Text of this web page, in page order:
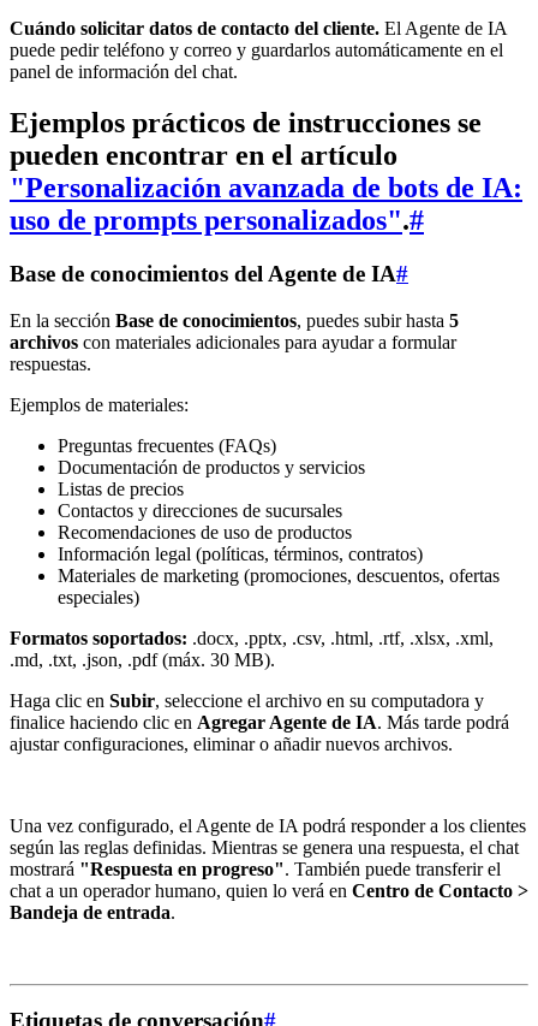
Cuándo solicitar datos de contacto del cliente. El Agente de IA
puede pedir teléfono y correo y guardarlos automáticamente en el
panel de información del chat.
Ejemplos prácticos de instrucciones se
pueden encontrar en el artículo
"Personalización avanzada de bots de IA:
uso de prompts personalizados".#
Base de conocimientos del Agente de IA#
En la sección Base de conocimientos, puedes subir hasta 5
archivos con materiales adicionales para ayudar a formular
respuestas.
Ejemplos de materiales:
Preguntas frecuentes (FAQs)
Documentación de productos y servicios
Listas de precios
Contactos y direcciones de sucursales
Recomendaciones de uso de productos
Información legal (políticas, términos, contratos)
Materiales de marketing (promociones, descuentos, ofertas
especiales)
Formatos soportados: .docx, .pptx, .csv, .html, .rtf, .xlsx, .xml,
.md, .txt, .json, .pdf (máx. 30 MB).
Haga clic en Subir, seleccione el archivo en su computadora y
finalice haciendo clic en Agregar Agente de IA. Más tarde podrá
ajustar configuraciones, eliminar o añadir nuevos archivos.
Una vez configurado, el Agente de IA podrá responder a los clientes
según las reglas definidas. Mientras se genera una respuesta, el chat
mostrará "Respuesta en progreso". También puede transferir el
chat a un operador humano, quien lo verá en Centro de Contacto >
Bandeja de entrada.